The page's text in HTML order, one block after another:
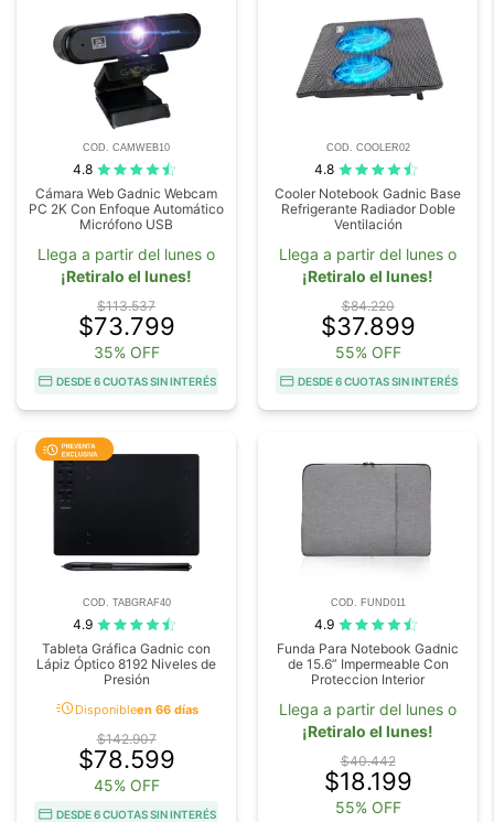
COD. CAMWEB10
4.8
Cámara Web Gadnic Webcam
PC 2K Con Enfoque Automático
Micrófono USB
Llega a partir del lunes o
¡Retiralo el lunes!
$113.537
$73.799
35% OFF
DESDE 6 CUOTAS SIN INTERÉS
COD. COOLER02
4.8
Cooler Notebook Gadnic Base
Refrigerante Radiador Doble
Ventilación
Llega a partir del lunes o
¡Retiralo el lunes!
$84.220
$37.899
55% OFF
DESDE 6 CUOTAS SIN INTERÉS
COD. TABGRAF40
4.9
Tableta Gráfica Gadnic con
Lápiz Óptico 8192 Niveles de
Presión
acuteDisponibleen 66 días
$142.907
$78.599
45% OFF
DESDE 6 CUOTAS SIN INTERÉS
COD. FUND011
4.9
Funda Para Notebook Gadnic
de 15.6” Impermeable Con
Proteccion Interior
Llega a partir del lunes o
¡Retiralo el lunes!
$40.442
$18.199
55% OFF